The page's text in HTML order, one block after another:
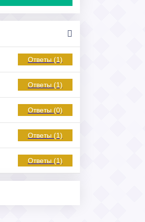
Ответы (1)
Ответы (1)
Ответы (0)
Ответы (1)
Ответы (1)